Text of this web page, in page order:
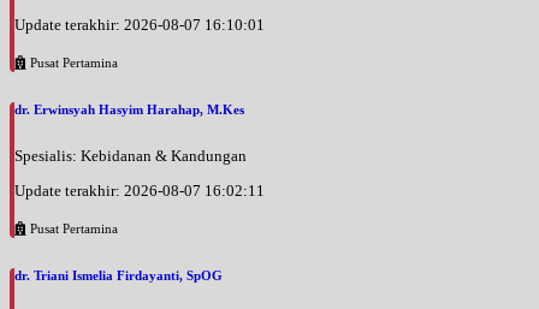
Update terakhir: 2026-08-07 16:10:01
Pusat Pertamina
dr. Erwinsyah Hasyim Harahap, M.Kes
Spesialis: Kebidanan & Kandungan
Update terakhir: 2026-08-07 16:02:11
Pusat Pertamina
dr. Triani Ismelia Firdayanti, SpOG